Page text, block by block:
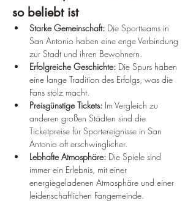
so beliebt ist
Starke Gemeinschaft: Die Sportteams in
San Antonio haben eine enge Verbindung
zur Stadt und ihren Bewohnern.
Erfolgreiche Geschichte: Die Spurs haben
eine lange Tradition des Erfolgs, was die
Fans stolz macht.
Preisgünstige Tickets: Im Vergleich zu
anderen großen Städten sind die
Ticketpreise für Sportereignisse in San
Antonio oft erschwinglicher.
Lebhafte Atmosphäre: Die Spiele sind
immer ein Erlebnis, mit einer
energiegeladenen Atmosphäre und einer
leidenschaftlichen Fangemeinde.